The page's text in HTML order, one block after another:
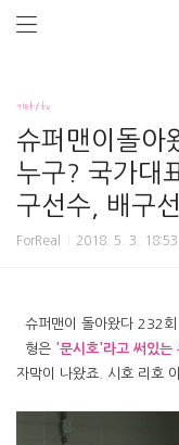
기타/tv
슈퍼맨이돌아
누구? 국가대
구선수, 배구
ForReal 2018. 5. 3. 18:53
슈퍼맨이 돌아왔다 232회
형은 '문시호'라고 써있는
자막이 나왔죠. 시호 리호